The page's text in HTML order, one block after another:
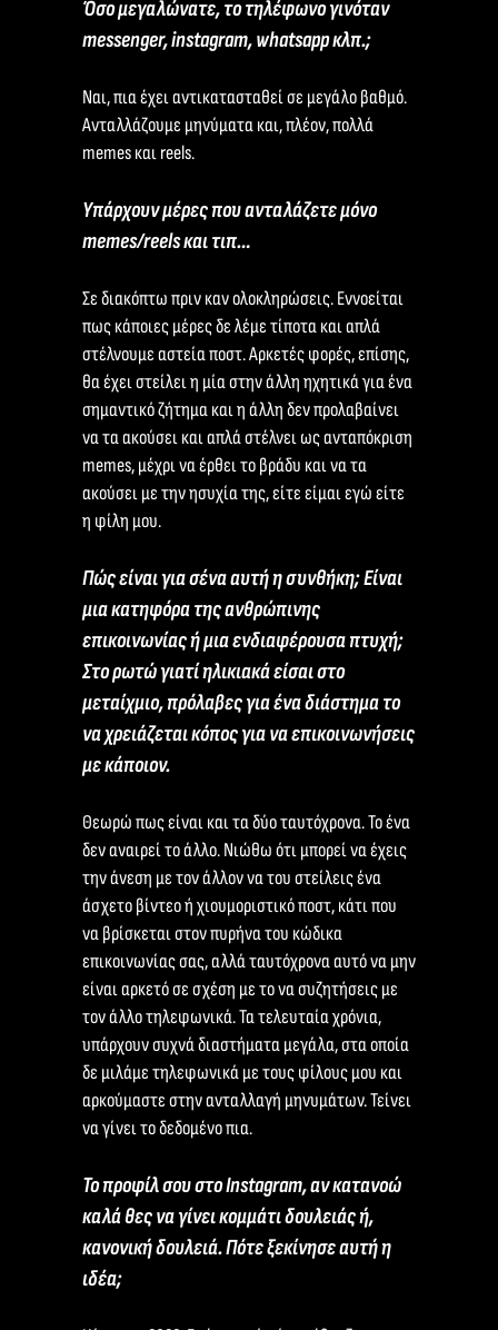
Όσο μεγαλώνατε, το τηλέφωνο γινόταν
messenger, instagram, whatsapp κλπ.;
Ναι, πια έχει αντικατασταθεί σε μεγάλο βαθμό.
Ανταλλάζουμε μηνύματα και, πλέον, πολλά
memes και reels.
Υπάρχουν μέρες που ανταλάζετε μόνο
memes/reels και τιπ…
Σε διακόπτω πριν καν ολοκληρώσεις. Εννοείται
πως κάποιες μέρες δε λέμε τίποτα και απλά
στέλνουμε αστεία ποστ. Αρκετές φορές, επίσης,
θα έχει στείλει η μία στην άλλη ηχητικά για ένα
σημαντικό ζήτημα και η άλλη δεν προλαβαίνει
να τα ακούσει και απλά στέλνει ως ανταπόκριση
memes, μέχρι να έρθει το βράδυ και να τα
ακούσει με την ησυχία της, είτε είμαι εγώ είτε
η φίλη μου.
Πώς είναι για σένα αυτή η συνθήκη; Είναι
μια κατηφόρα της ανθρώπινης
επικοινωνίας ή μια ενδιαφέρουσα πτυχή;
Στο ρωτώ γιατί ηλικιακά είσαι στο
μεταίχμιο, πρόλαβες για ένα διάστημα το
να χρειάζεται κόπος για να επικοινωνήσεις
με κάποιον.
Θεωρώ πως είναι και τα δύο ταυτόχρονα. Το ένα
δεν αναιρεί το άλλο. Νιώθω ότι μπορεί να έχεις
την άνεση με τον άλλον να του στείλεις ένα
άσχετο βίντεο ή χιουμοριστικό ποστ, κάτι που
να βρίσκεται στον πυρήνα του κώδικα
επικοινωνίας σας, αλλά ταυτόχρονα αυτό να μην
είναι αρκετό σε σχέση με το να συζητήσεις με
τον άλλο τηλεφωνικά. Τα τελευταία χρόνια,
υπάρχουν συχνά διαστήματα μεγάλα, στα οποία
δε μιλάμε τηλεφωνικά με τους φίλους μου και
αρκούμαστε στην ανταλλαγή μηνυμάτων. Τείνει
να γίνει το δεδομένο πια.
Το προφίλ σου στο Instagram, αν κατανοώ
καλά θες να γίνει κομμάτι δουλειάς ή,
κανονική δουλειά. Πότε ξεκίνησε αυτή η
ιδέα;